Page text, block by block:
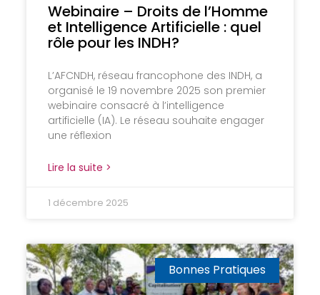
Webinaire – Droits de l’Homme
et Intelligence Artificielle : quel
rôle pour les INDH?
L’AFCNDH, réseau francophone des INDH, a
organisé le 19 novembre 2025 son premier
webinaire consacré à l’intelligence
artificielle (IA). Le réseau souhaite engager
une réflexion
Lire la suite >
1 décembre 2025
Bonnes Pratiques